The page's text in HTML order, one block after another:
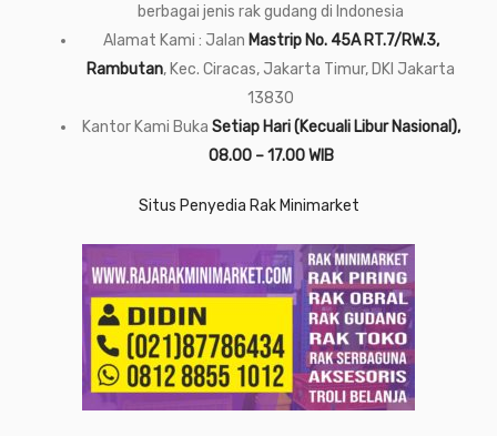
berbagai jenis rak gudang di Indonesia
Alamat Kami : Jalan Mastrip No. 45A RT.7/RW.3,
Rambutan, Kec. Ciracas, Jakarta Timur, DKI Jakarta
13830
Kantor Kami Buka Setiap Hari (Kecuali Libur Nasional),
08.00 – 17.00 WIB
Situs Penyedia Rak Minimarket